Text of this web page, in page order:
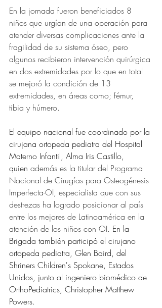
En la jornada fueron beneficiados 8
niños que urgían de una operación para
atender diversas complicaciones ante la
fragilidad de su sistema óseo, pero
algunos recibieron intervención quirúrgica
en dos extremidades por lo que en total
se mejoró la condición de 13
extremidades, en áreas como; fémur,
tibia y húmero.
El equipo nacional fue coordinado por la
cirujana ortopeda pediatra del Hospital
Materno Infantil, Alma Iris Castillo,
quien además es la titular del Programa
Nacional de Cirugías para Osteogénesis
Imperfecta-OI, especialista que con sus
destrezas ha logrado posicionar al país
entre los mejores de Latinoamérica en la
atención de los niños con OI. En la
Brigada también participó el cirujano
ortopeda pediatra, Glen Baird, del
Shriners Children's Spokane, Estados
Unidos, junto al ingeniero biomédico de
OrthoPediatrics, Christopher Matthew
Powers.